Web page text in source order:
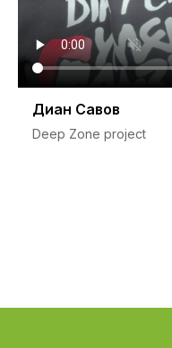
Диан Савов
Deep Zone project